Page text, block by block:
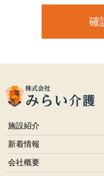
施設紹介
新着情報
会社概要